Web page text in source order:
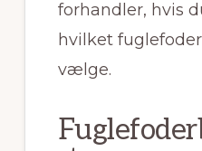
forhandler, hvis
hvilket
vælge.